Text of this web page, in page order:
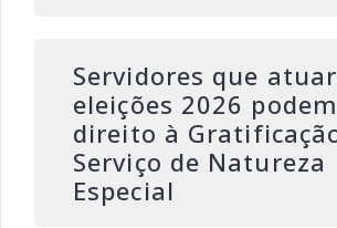
Servidores que
eleições 2026
direito à
Serviço de Natureza
Especial